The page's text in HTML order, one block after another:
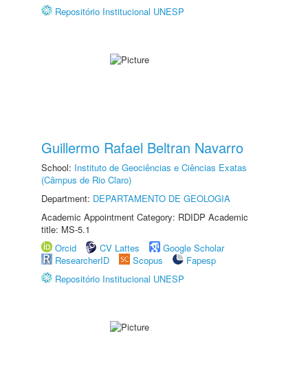
Repositório Institucional UNESP
Guillermo Rafael Beltran Navarro
School: Instituto de Geociências e Ciências Exatas
(Câmpus de Rio Claro)
Department: DEPARTAMENTO DE GEOLOGIA
Academic Appointment Category: RDIDP Academic
title: MS-5.1
Orcid
CV Lattes
Google Scholar
ResearcherID
Scopus
Fapesp
Repositório Institucional UNESP